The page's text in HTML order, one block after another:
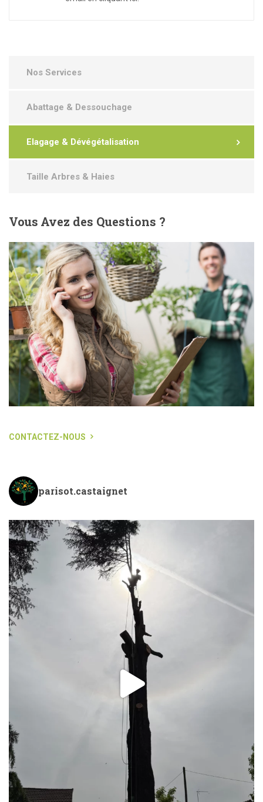
Nos Services
Abattage & Dessouchage
Elagage & Dévégétalisation
Taille Arbres & Haies
VousAvez des Questions ?
CONTACTEZ-NOUS
parisot.castaignet